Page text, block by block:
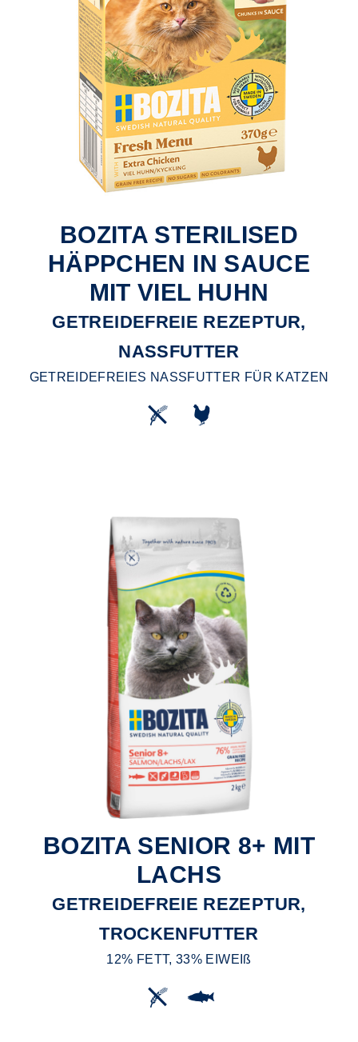
BOZITA STERILISED
HÄPPCHEN IN SAUCE
MIT VIEL HUHN
GETREIDEFREIE REZEPTUR,
NASSFUTTER
GETREIDEFREIES NASSFUTTER FÜR KATZEN
BOZITA SENIOR 8+ MIT
LACHS
GETREIDEFREIE REZEPTUR,
TROCKENFUTTER
12% FETT, 33% EIWEIß